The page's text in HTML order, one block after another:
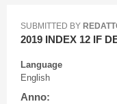
SUBMITTED BY
2019 INDEX 12 IF
Language
English
Anno: